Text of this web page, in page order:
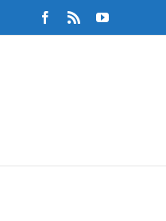
Facebook
Rss YouTube